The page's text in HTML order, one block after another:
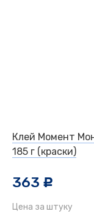
Клей Момент
185 г (краски)
363 c
Цена за штуку